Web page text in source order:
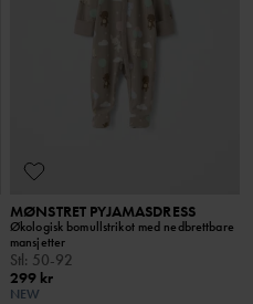
MØNSTRET PYJAMASDRESS
Økologisk bomullstrikot med nedbrettbare
mansjetter
Stl: 50-92
299 kr
NEW